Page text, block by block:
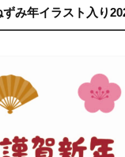
み年イラスト入り